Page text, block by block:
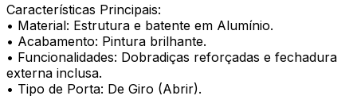
Características Principais:
• Material: Estrutura e batente em Alumínio.
• Acabamento: Pintura brilhante.
• Funcionalidades: Dobradiças reforçadas e fechadura
externa inclusa.
• Tipo de Porta: De Giro (Abrir).